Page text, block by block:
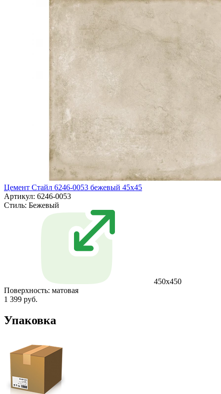
Цемент Стайл 6246-0053 бежевый 45x45
Артикул: 6246-0053
Стиль: Бежевый
450x450
Поверхность: матовая
1 399 руб.
Упаковка